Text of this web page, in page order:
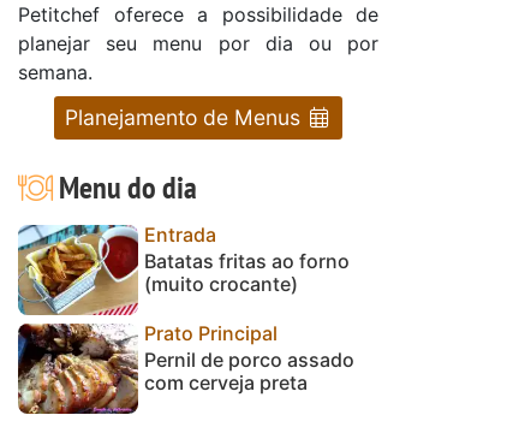
Petitchef oferece a possibilidade de
planejar seu menu por dia ou por
semana.
Planejamento de Menus
Menu do dia
Entrada
Batatas fritas ao forno
(muito crocante)
Prato Principal
Pernil de porco assado
com cerveja preta